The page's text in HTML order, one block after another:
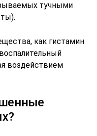
тучными
как гистамин
воздействием